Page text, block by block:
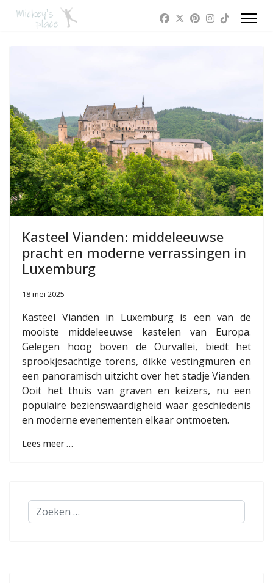
Kasteel Vianden: middeleeuwse
pracht en moderne verrassingen in
Luxemburg
18 mei 2025
Kasteel Vianden in Luxemburg is een van de
mooiste middeleeuwse kastelen van Europa.
Gelegen hoog boven de Ourvallei, biedt het
sprookjesachtige torens, dikke vestingmuren en
een panoramisch uitzicht over het stadje Vianden.
Ooit het thuis van graven en keizers, nu een
populaire bezienswaardigheid waar geschiedenis
en moderne evenementen elkaar ontmoeten.
Lees meer …